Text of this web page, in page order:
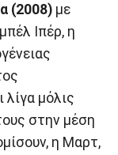
(2008) με
Ιπέρ, η
μόλις
στην μέση
η Μαρτ,